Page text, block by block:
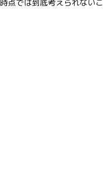
点では到底考えられないこ